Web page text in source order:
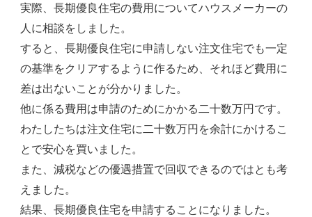
実際、長期優良住宅の費用についてハウスメーカーの
人に相談をしました。
すると、長期優良住宅に申請しない注文住宅でも一定
の基準をクリアするように作るため、それほど費用に
差は出ないことが分かりました。
他に係る費用は申請のためにかかる二十数万円です。
わたしたちは注文住宅に二十数万円を余計にかけるこ
とで安心を買いました。
また、減税などの優遇措置で回収できるのではとも考
えました。
結果、長期優良住宅を申請することになりました。